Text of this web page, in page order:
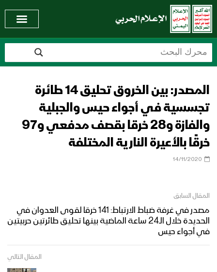
المصدر: بين الخروق تحليق 14 طائرة
تجسسية في أجواء حيس والجبلية
والفازة و28 خرقا بقصف مدفعي و97
خرقًا بالأعيرة النارية المختلفة
14/11/2020
المقال السابق
مصدر في غرفة ضباط الارتباط: 141 خرقا لقوى العدوان في
الحديدة خلال الـ24 ساعة الماضية بينها تحليق طائرتين حربيتين
في أجواء حيس
المقال التالي